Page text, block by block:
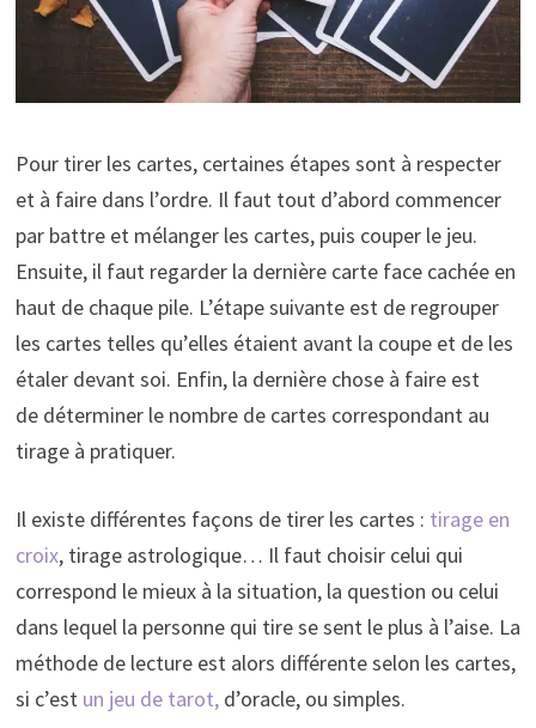
Pour tirer les cartes, certaines étapes sont à respecter
et à faire dans l’ordre. Il faut tout d’abord commencer
par battre et mélanger les cartes, puis couper le jeu.
Ensuite, il faut regarder la dernière carte face cachée en
haut de chaque pile. L’étape suivante est de regrouper
les cartes telles qu’elles étaient avant la coupe et de les
étaler devant soi. Enfin, la dernière chose à faire est
de déterminer le nombre de cartes correspondant au
tirage à pratiquer.
Il existe différentes façons de tirer les cartes : tirage en
croix, tirage astrologique… Il faut choisir celui qui
correspond le mieux à la situation, la question ou celui
dans lequel la personne qui tire se sent le plus à l’aise. La
méthode de lecture est alors différente selon les cartes,
si c’est un jeu de tarot,d’oracle, ou simples.